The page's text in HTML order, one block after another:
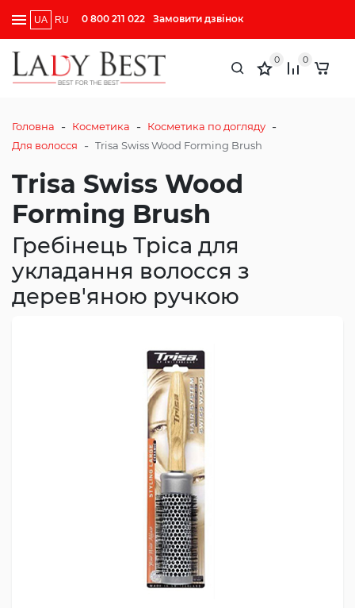
UA RU 0 800 211 022 Замовити дзвінок
0 0
Головна - Косметика - Косметика по догляду -
Для волосся - Trisa Swiss Wood Forming Brush
Trisa Swiss Wood
Forming Brush
Гребінець Тріса для
укладання волосся з
дерев'яною ручкою